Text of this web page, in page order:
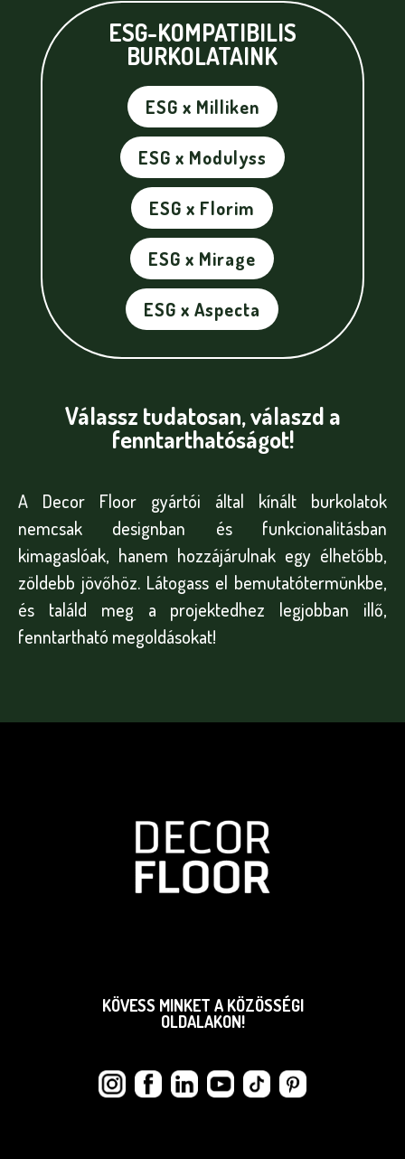
ESG-KOMPATIBILIS
BURKOLATAINK
ESG x Milliken
ESG x Modulyss
ESG x Florim
ESG x Mirage
ESG x Aspecta
Válassz tudatosan, válaszd a
fenntarthatóságot!
A Decor Floor gyártói által kínált burkolatok
nemcsak designban és funkcionalitásban
kimagaslóak, hanem hozzájárulnak egy élhetőbb,
zöldebb jövőhöz. Látogass el bemutatótermünkbe,
és találd meg a projektedhez legjobban illő,
fenntartható megoldásokat!
KÖVESS MINKET A KÖZÖSSÉGI
OLDALAKON!